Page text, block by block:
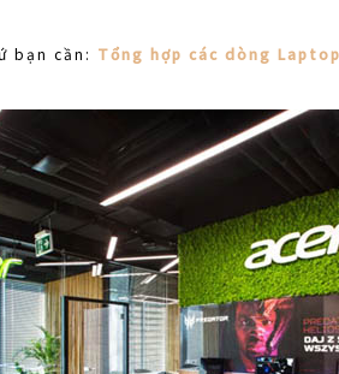
bạn cần: Tổng hợp các dòng